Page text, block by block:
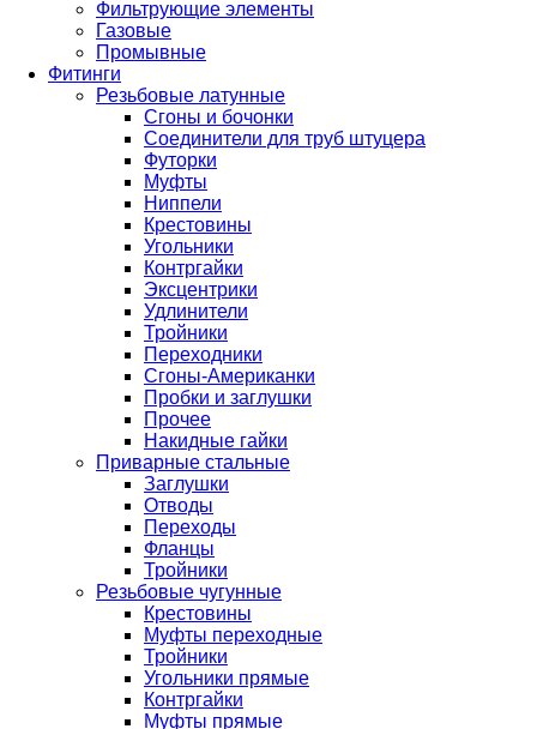
Фильтрующие элементы
Газовые
Промывные
Фитинги
Резьбовые латунные
Сгоны и бочонки
Соединители для труб штуцера
Футорки
Муфты
Ниппели
Крестовины
Угольники
Контргайки
Эксцентрики
Удлинители
Тройники
Переходники
Сгоны-Американки
Пробки и заглушки
Прочее
Накидные гайки
Приварные стальные
Заглушки
Отводы
Переходы
Фланцы
Тройники
Резьбовые чугунные
Крестовины
Муфты переходные
Тройники
Угольники прямые
Контргайки
Муфты прямые